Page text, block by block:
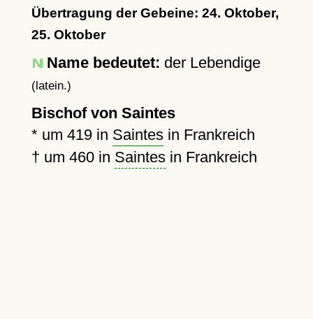
Übertragung der Gebeine: 24. Oktober,
25. Oktober
Name bedeutet: der Lebendige
(latein.)
Bischof von Saintes
* um 419in Saintesin Frankreich
† um 460in Saintesin Frankreich